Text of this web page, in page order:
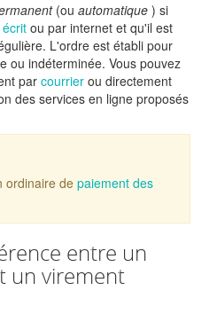
(ou automatique ) si
ou par internet et qu'il est
L'ordre est établi pour
ou indéterminée. Vous pouvez
par courrier ou directement
des services en ligne proposés
ordinaire de paiement des
entre un
un virement